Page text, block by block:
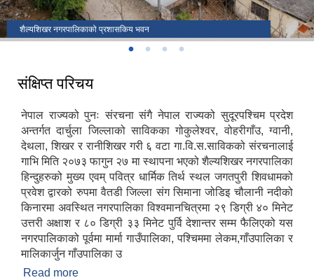
शैल्यशिखर नगरपालिकाको प्रशासकिय भवन
संक्षिप्त परिचय
नेपाल राज्यको पुनः संरचना संगै नेपाल राज्यको सुदूरपश्चिम प्रदेश
अन्तर्गत दार्चुला जिल्लाको साविकका गोकुलेश्वर, वोहरीगाँउ, ग्वानी,
देथला, शिखर र रानीशिखर गरी ६ वटा गा.वि.स.साविकको संरचनालाई
गाभि मिति २०७३ फागुन २७ मा स्थापना भएको शैल्यशिखर नगरपालिका
हिन्दुहरुको मुख्य एवम् पवित्र धार्मिक तिर्थ स्थल जगतपुरी शिवधामको
प्रवेश द्वारको रुपमा वैतडी जिल्ला संग सिमाना जोडिइ चौलानी नदीको
किनारमा अवस्थित नगरपालिका विश्वमानचित्रमा २९ डिग्री ४० मिनेट
उत्तरी अक्षाश र ८० डिग्री ३३ मिनेट पुर्वि देशान्तर सम्म फैलिएको यस
नगरपालिकाको पूर्वमा मार्मा गाउँपालिका, पश्चिममा लेकम,गाँउपालिका र
मालिकार्जुन गाँउपालिका उ
Read more